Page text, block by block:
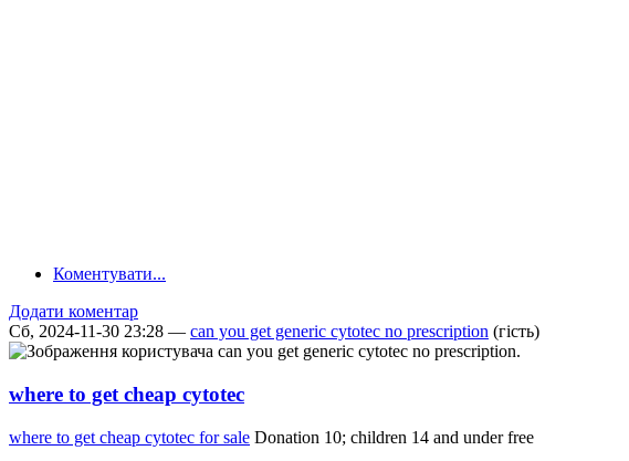
Коментувати...
Додати коментар
Сб, 2024-11-30 23:28 — can you get generic cytotec no prescription (гість)
where to get cheap cytotec
where to get cheap cytotec for sale Donation 10; children 14 and under free